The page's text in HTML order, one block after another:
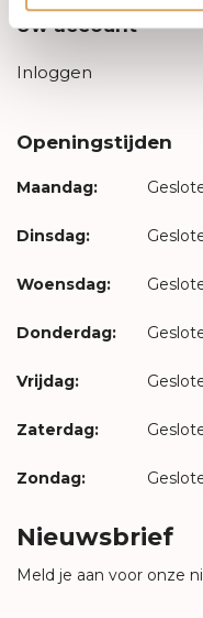
Uw account
Inloggen
Openingstijden
Maandag:
Dinsdag:
Woensdag:
Donderdag:
Vrijdag:
Zaterdag:
Zondag:
Nieuwsbrief
Meld je aan voor onze